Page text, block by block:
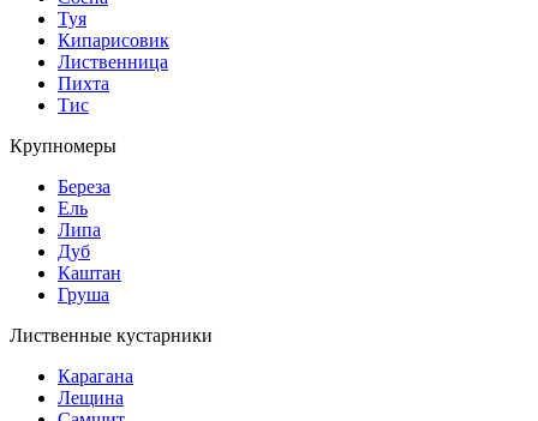
Туя
Кипарисовик
Лиственница
Пихта
Тис
Крупномеры
Береза
Ель
Липа
Дуб
Каштан
Груша
Лиственные кустарники
Карагана
Лещина